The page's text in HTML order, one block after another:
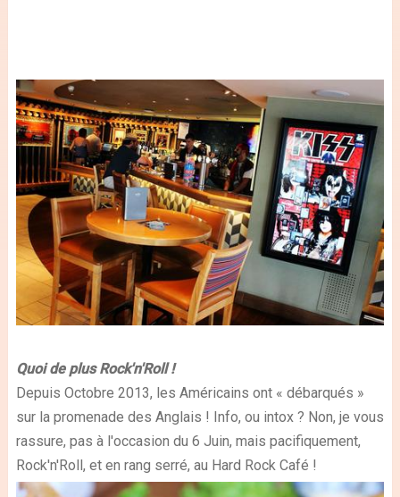
Quoi de plus Rock'n'Roll !
Depuis Octobre 2013, les Américains ont « débarqués »
sur la promenade des Anglais ! Info, ou intox ? Non, je vous
rassure, pas à l'occasion du 6 Juin, mais pacifiquement,
Rock'n'Roll, et en rang serré, au Hard Rock Café !